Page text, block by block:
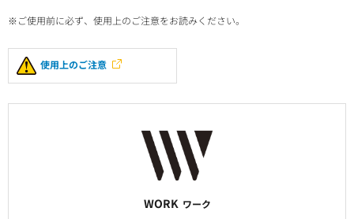
※ご使用前に必ず、使用上のご注意をお読みください。
使用上のご注意
WORK ワーク